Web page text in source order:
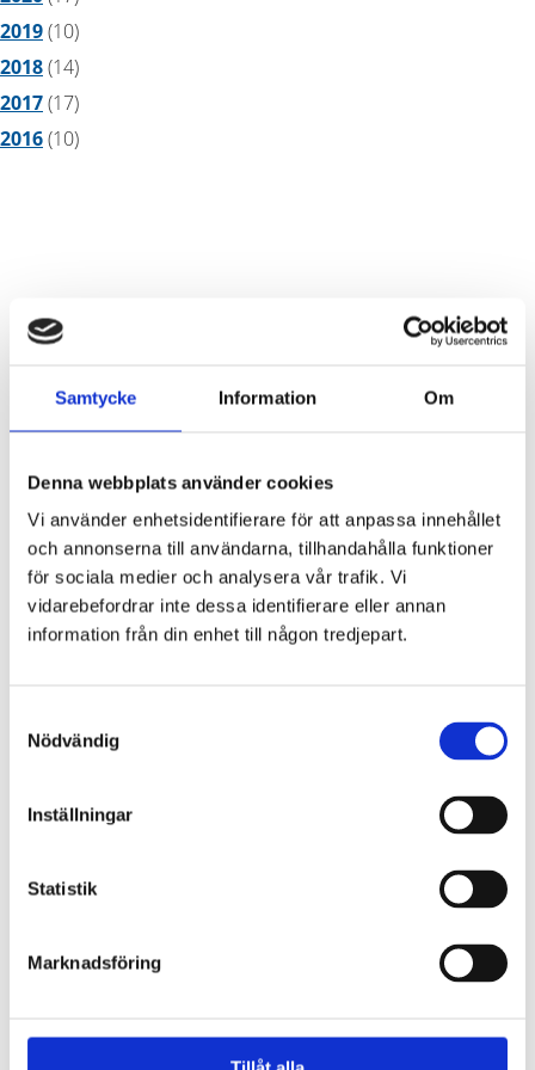
Samtycke Information Om
Denna webbplats använder cookies
Vi använder enhetsidentifierare för att anpassa innehållet
och annonserna till användarna, tillhandahålla funktioner
för sociala medier och analysera vår trafik. Vi
vidarebefordrar inte dessa identifierare eller annan
information från din enhet till någon tredjepart.
Nödvändig
Inställningar
Statistik
Marknadsföring
2019(10)
2018(14)
2017(17)
2016(10)
Norra Fågelrovägen 3
418 34 Göteborg
Postadress
Följ oss